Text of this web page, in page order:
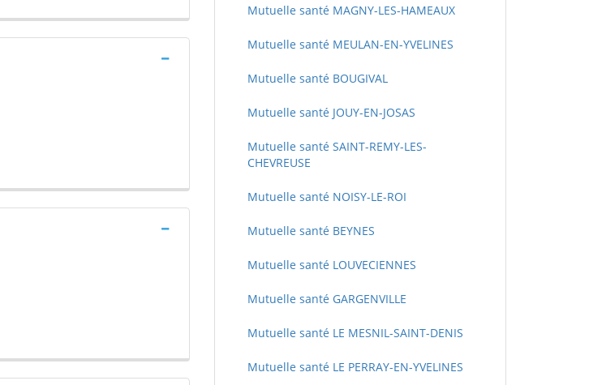
Mutuelle santé MAGNY-LES-HAMEAUX
Mutuelle santé MEULAN-EN-YVELINES
Mutuelle santé BOUGIVAL
Mutuelle santé JOUY-EN-JOSAS
Mutuelle santé SAINT-REMY-LES-
CHEVREUSE
Mutuelle santé NOISY-LE-ROI
Mutuelle santé BEYNES
Mutuelle santé LOUVECIENNES
Mutuelle santé GARGENVILLE
Mutuelle santé LE MESNIL-SAINT-DENIS
Mutuelle santé LE PERRAY-EN-YVELINES